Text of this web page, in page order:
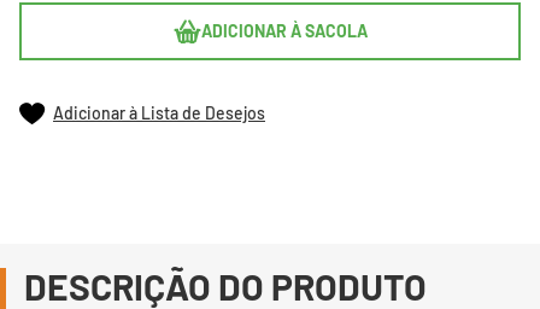
ADICIONAR À SACOLA
Adicionar à Lista de Desejos
DESCRIÇÃO DO PRODUTO